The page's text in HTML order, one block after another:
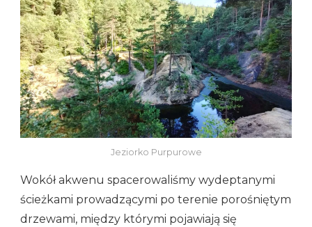
Jeziorko Purpurowe
Wokół akwenu spacerowaliśmy wydeptanymi
ścieżkami prowadzącymi po terenie porośniętym
drzewami, między którymi pojawiają się